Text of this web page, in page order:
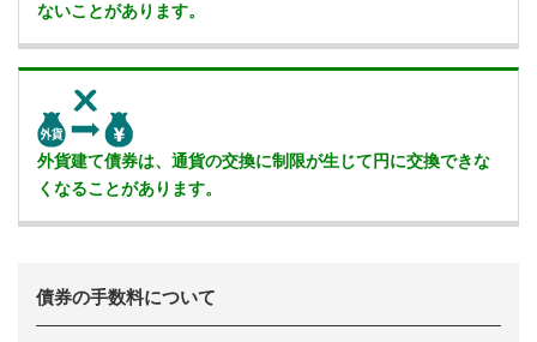
ないことがあります。
外貨建て債券は、通貨の交換に制限が生じて円に交換できな
くなることがあります。
債券の手数料について